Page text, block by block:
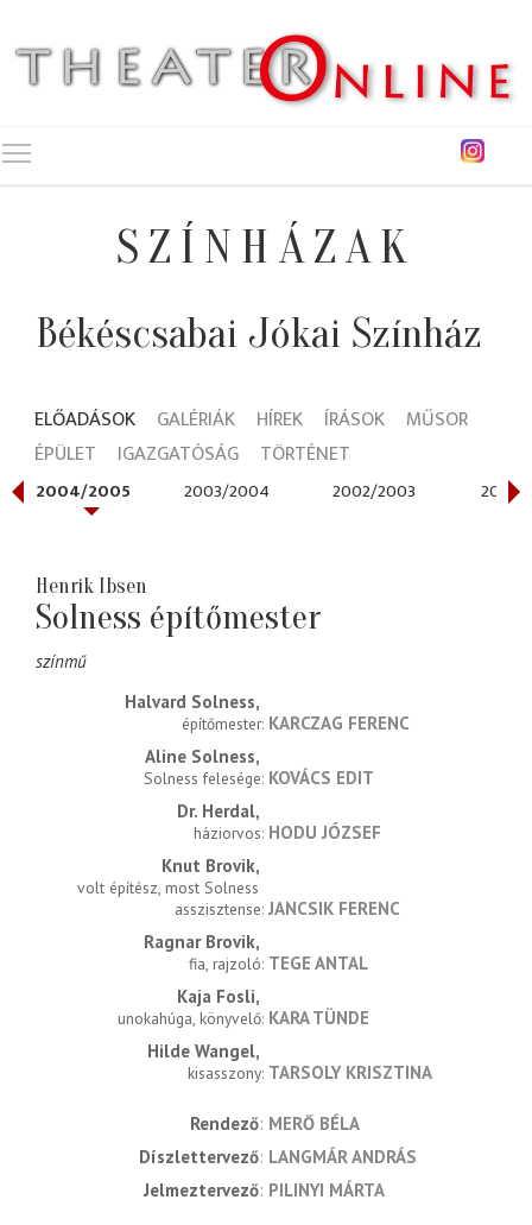
SZÍNHÁZAK
Békéscsabai Jókai Színház
ELŐADÁSOK GALÉRIÁK HÍREK ÍRÁSOK
MŰSOR
ÉPÜLET
IGAZGATÓSÁG TÖRTÉNET
2004/2005 2003/2004 2002/2003 2001/
Henrik Ibsen
Solness építőmester
színmű
Halvard Solness
építőmester KARCZAG FERENC
Aline Solness
Solness felesége KOVÁCS EDIT
Dr. Herdal
háziorvos HODU JÓZSEF
Knut Brovik
volt építész, most Solness
asszisztense JANCSIK FERENC
Ragnar Brovik
fia, rajzoló TEGE ANTAL
Kaja Fosli
unokahúga, könyvelő KARA TÜNDE
Hilde Wangel
kisasszony TARSOLY KRISZTINA
rendező MERŐ BÉLA
díszlettervező LANGMÁR ANDRÁS
jelmeztervező PILINYI MÁRTA